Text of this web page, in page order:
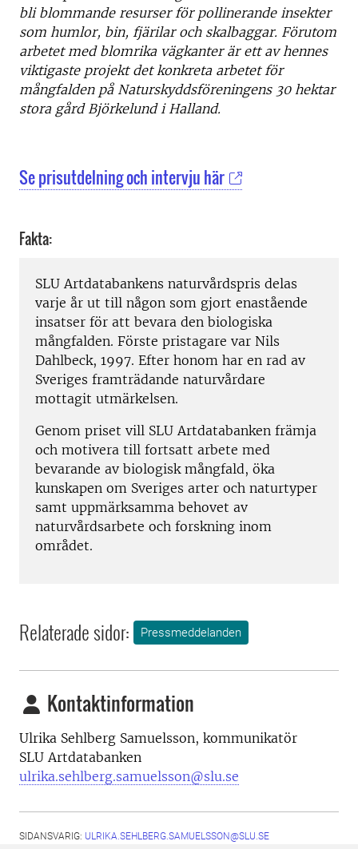
bli blommande resurser för pollinerande insekter
som humlor, bin, fjärilar och skalbaggar. Förutom
arbetet med blomrika vägkanter är ett av hennes
viktigaste projekt det konkreta arbetet för
mångfalden på Naturskyddsföreningens 30 hektar
stora gård Björkelund i Halland.
Se prisutdelning och intervju här
Fakta:
SLU Artdatabankens naturvårdspris delas
varje år ut till någon som gjort enastående
insatser för att bevara den biologiska
mångfalden. Förste pristagare var Nils
Dahlbeck, 1997. Efter honom har en rad av
Sveriges framträdande naturvårdare
mottagit utmärkelsen.
Genom priset vill SLU Artdatabanken främja
och motivera till fortsatt arbete med
bevarande av biologisk mångfald, öka
kunskapen om Sveriges arter och naturtyper
samt uppmärksamma behovet av
naturvårdsarbete och forskning inom
området.
Relaterade sidor: Pressmeddelanden
Kontaktinformation
Ulrika Sehlberg Samuelsson, kommunikatör
SLU Artdatabanken
ulrika.sehlberg.samuelsson@slu.se
SIDANSVARIG: ULRIKA.SEHLBERG.SAMUELSSON@SLU.SE